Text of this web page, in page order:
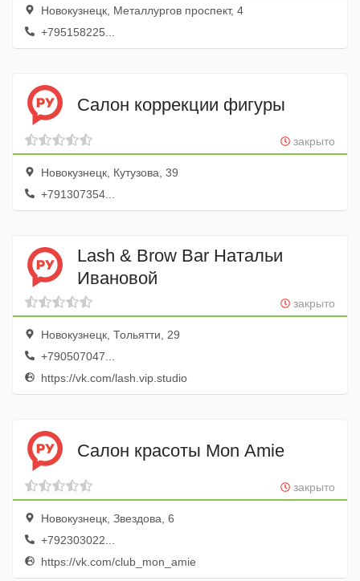
Новокузнецк, Металлургов проспект, 4
+795158225...
Салон коррекции фигуры
закрыто
Новокузнецк, Кутузова, 39
+791307354...
Lash & Brow Bar Натальи
Ивановой
закрыто
Новокузнецк, Тольятти, 29
+790507047...
https://vk.com/lash.vip.studio
Салон красоты Mon Amie
закрыто
Новокузнецк, Звездова, 6
+792303022...
https://vk.com/club_mon_amie